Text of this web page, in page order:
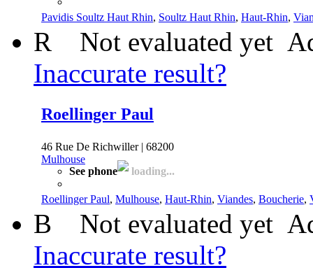
Pavidis Soultz Haut Rhin, Soultz Haut Rhin, Haut-Rhin,
R Not evaluated yet
Inaccurate result?
Roellinger Paul
46 Rue De Richwiller | 68200
Mulhouse
See phone
loading...
Roellinger Paul, Mulhouse, Haut-Rhin, Viandes, Boucherie,
B Not evaluated yet
Inaccurate result?